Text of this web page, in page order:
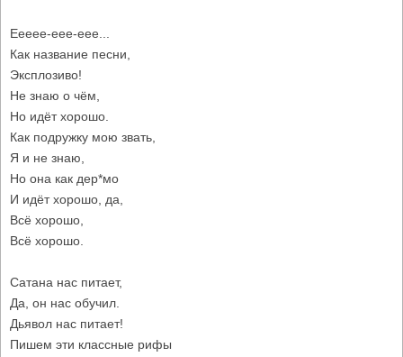
Eeeee-eee-eee...
Как название песни,
Эксплозиво!
Не знаю о чём,
Но идёт хорошо.
Как подружку мою звать,
Я и не знаю,
Но она как дер*мо
И идёт хорошо, да,
Всё хорошо,
Всё хорошо.
Сатана нас питает,
Да, он нас обучил.
Дьявол нас питает!
Пишем эти классные рифы